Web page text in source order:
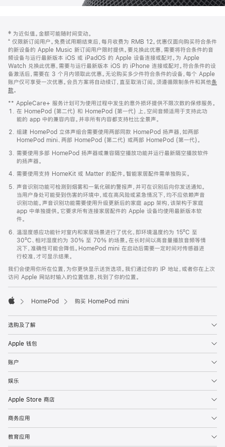
页
页
脚
注
‡ 为近似值。金额可能随时间变动。
⁺ 仅限新订阅用户。免费试用期结束后，每月收费为 RMB 12。优惠仅面向购买符合条件
的新设备的 Apple Music 新订阅用户限时提供。要兑换此优惠，需要将符合条件的音
频设备与运行最新版本 iOS 或 iPadOS 的 Apple 设备连接或配对。为 Apple
Watch 兑换此优惠，需要与运行最新版本 iOS 的 iPhone 连接或配对。符合条件的设
备激活后，需要在 3 个月内领取此优惠。无论购买多少件符合条件的设备，每个 Apple
账户仅可享受一次优惠。会员方案将自动续订，直至取消订阅。须遵循限制条件和其他条
款。
窗
口
中
打
开)
** AppleCare+ 服务计划可为使用过程中发生的意外损坏提供不限次数的保修服务。
在 HomePod (第二代) 和 HomePod (第一代) 上，空间音频适用于支持此功
能的 app 中的兼容内容。并非所有内容都支持杜比全景声。
组建 HomePod 立体声组合需要使用两部同款 HomePod 扬声器，如两部
HomePod mini、两部 HomePod (第二代) 或两部 HomePod (第一代)。
需要使用多部 HomePod 扬声器或兼容隔空播放功能并运行最新隔空播放软件
的扬声器。
需要使用支持 HomeKit 或 Matter 的配件。智能家居配件需单独购买。
声音识别功能可检测到烟雾和一氧化碳的警报声，并可在识别后向你发送通知。
当用户身处可能受到伤害的环境中，或在高风险或紧急情况下，均不应依赖声音
识别功能。声音识别功能需要使用升级更新后的家庭 app 架构，该架构于家庭
app 中单独提供。它要求所有连接家居配件的 Apple 设备均使用最新版本软
件。
温湿度感应功能针对室内和家居场景进行了优化，即环境温度约为 15ºC 至
30ºC、相对湿度约为 30% 至 70% 的场景。在长时间以高音量播放音频等情
况下，准确性可能会降低。HomePod mini 在启动后需要一定时间对传感器进
行校准，才可显示结果。
我们会使用你所在位置，为你更快显示送货选项。我们通过你的 IP 地址，或者你在上次
访问 Apple 网站时输入的位置信息，找到了你的位置。
HomePod 购买 HomePod mini
选购及了解
Apple 钱包
账户
娱乐
Apple Store 商店
商务应用
教育应用